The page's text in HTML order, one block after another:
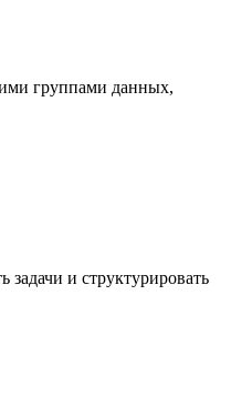
группами данных,
и структурировать